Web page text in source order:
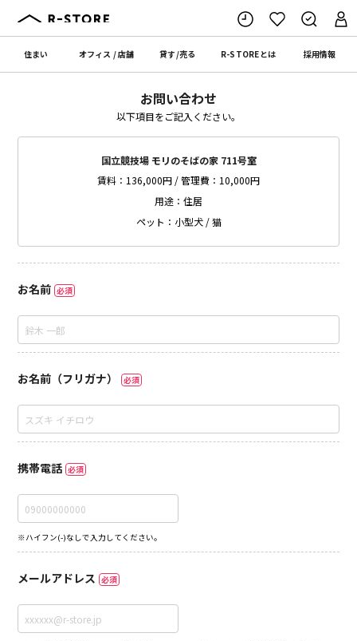
住まい オフィス /店舗 貸す/売る R-STOREとは 採用情報
お問い合わせ
以下項目をご記入ください。
国立競技場 モリのそばの家 711号室
賃料：136,000円 / 管理費：10,000円
用途：住居
ペット：小型犬 / 猫
お名前 必須
お名前（フリガナ） 必須
携帯電話 必須
※ハイフン(-)なしで入力してください。
メールアドレス 必須